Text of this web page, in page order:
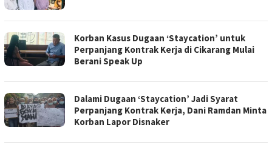
Korban Kasus Dugaan ‘Staycation’ untuk
Perpanjang Kontrak Kerja di Cikarang Mulai
Berani Speak Up
Dalami Dugaan ‘Staycation’ Jadi Syarat
Perpanjang Kontrak Kerja, Dani Ramdan Minta
Korban Lapor Disnaker